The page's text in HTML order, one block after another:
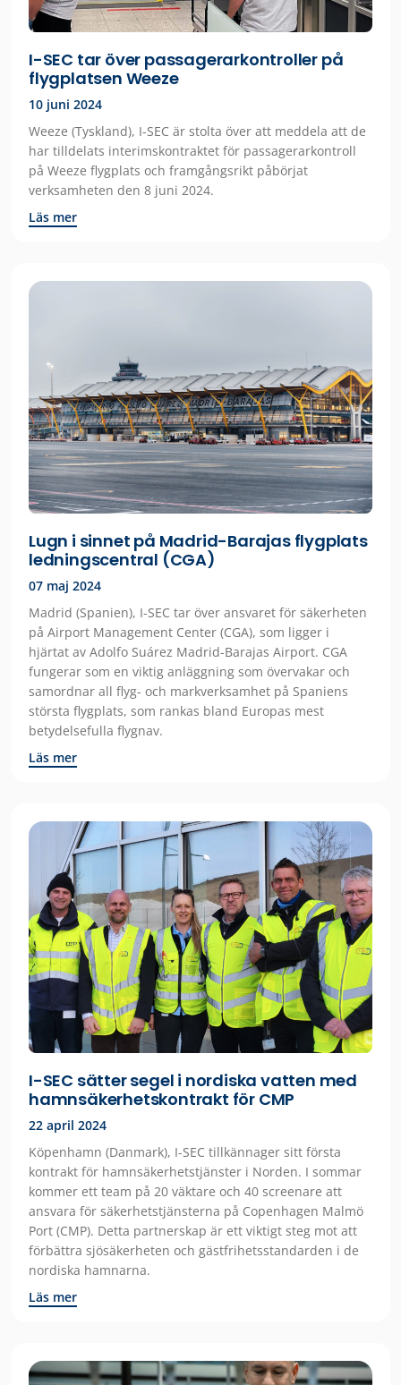
I-SEC tar över passagerarkontroller på
flygplatsen Weeze
10 juni 2024
Weeze (Tyskland), I-SEC är stolta över att meddela att de
har tilldelats interimskontraktet för passagerarkontroll
på Weeze flygplats och framgångsrikt påbörjat
verksamheten den 8 juni 2024.
Läs mer
Lugn i sinnet på Madrid-Barajas flygplats
ledningscentral (CGA)
07 maj 2024
Madrid (Spanien), I-SEC tar över ansvaret för säkerheten
på Airport Management Center (CGA), som ligger i
hjärtat av Adolfo Suárez Madrid-Barajas Airport. CGA
fungerar som en viktig anläggning som övervakar och
samordnar all flyg- och markverksamhet på Spaniens
största flygplats, som rankas bland Europas mest
betydelsefulla flygnav.
Läs mer
I-SEC sätter segel i nordiska vatten med
hamnsäkerhetskontrakt för CMP
22 april 2024
Köpenhamn (Danmark), I-SEC tillkännager sitt första
kontrakt för hamnsäkerhetstjänster i Norden. I sommar
kommer ett team på 20 väktare och 40 screenare att
ansvara för säkerhetstjänsterna på Copenhagen Malmö
Port (CMP). Detta partnerskap är ett viktigt steg mot att
förbättra sjösäkerheten och gästfrihetsstandarden i de
nordiska hamnarna.
Läs mer